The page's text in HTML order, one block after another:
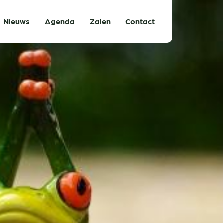
Nieuws Agenda Zalen Contact